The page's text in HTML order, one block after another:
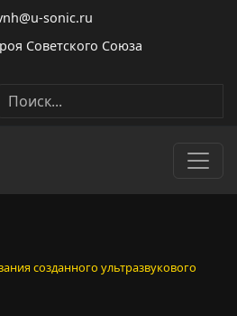
sonic.ru
Советского Союза
созданного ультразвукового